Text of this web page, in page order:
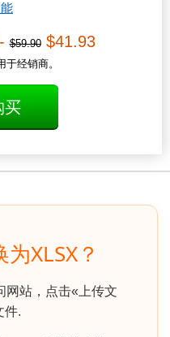
$59.90$41.93
经销商。
买
XLSX？
网站，点击«上传文
件.